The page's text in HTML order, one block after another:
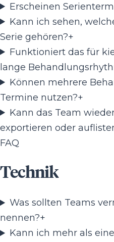
Erscheinen
Kann ich sehen,
Serie gehören?+
Funktioniert das für
lange
Können mehrere
Termine nutzen?+
Kann das Team
exportieren oder
FAQ
Technik
Was sollten Teams
nennen?+
Kann ich mehr als